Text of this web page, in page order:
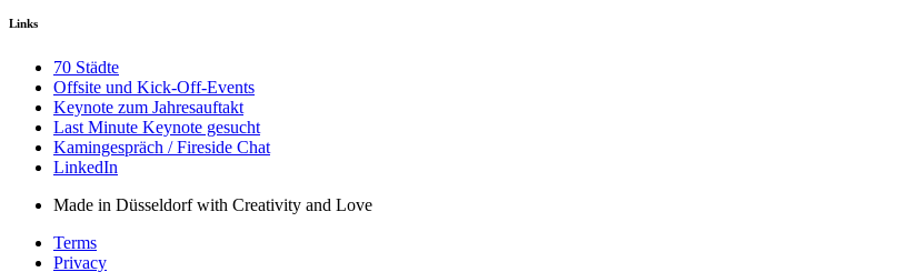
Links
70 Städte
Offsite und Kick-Off-Events
Keynote zum Jahresauftakt
Last Minute Keynote gesucht
Kamingespräch / Fireside Chat
LinkedIn
Made in Düsseldorf with Creativity and Love
Terms
Privacy